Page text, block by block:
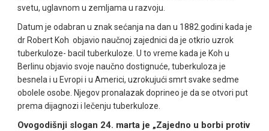
svetu, uglavnom u zemljama u razvoju.
Datum je odabran u znak sećanja na dan u 1882.godini kada je
dr Robert Koh objavio naučnoj zajednici da je otkrio uzrok
tuberkuloze- bacil tuberkuloze. U to vreme kada je Koh u
Berlinu objavio svoje naučno dostignuće, tuberkuloza je
besnela i u Evropi i u Americi, uzrokujući smrt svake sedme
obolele osobe. Njegov pronalazak doprineo je da se otvori put
prema dijagnozi i lečenju tuberkuloze.
Ovogodišnji slogan 24. marta je „Zajedno u borbi protiv